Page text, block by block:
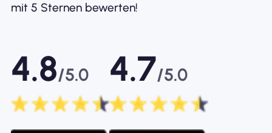
mit 5 Sternen bewerten!
4.8/5.0 4.7/5.0